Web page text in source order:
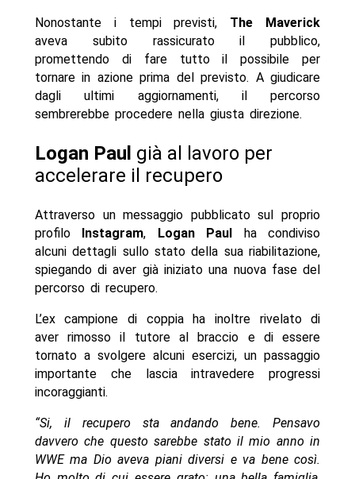
Nonostante i tempi previsti, The Maverick
aveva subito rassicurato il pubblico,
promettendo di fare tutto il possibile per
tornare in azione prima del previsto. A giudicare
dagli ultimi aggiornamenti, il percorso
sembrerebbe procedere nella giusta direzione.
Logan Paul già al lavoro per
accelerare il recupero
Attraverso un messaggio pubblicato sul proprio
profilo Instagram, Logan Paul ha condiviso
alcuni dettagli sullo stato della sua riabilitazione,
spiegando di aver già iniziato una nuova fase del
percorso di recupero.
L’ex campione di coppia ha inoltre rivelato di
aver rimosso il tutore al braccio e di essere
tornato a svolgere alcuni esercizi, un passaggio
importante che lascia intravedere progressi
incoraggianti.
“Si, il recupero sta andando bene. Pensavo
davvero che questo sarebbe stato il mio anno in
WWE ma Dio aveva piani diversi e va bene così.